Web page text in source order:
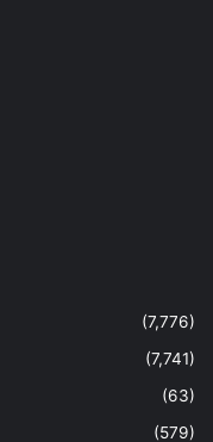
(7,776)
(7,741)
(63)
(579)